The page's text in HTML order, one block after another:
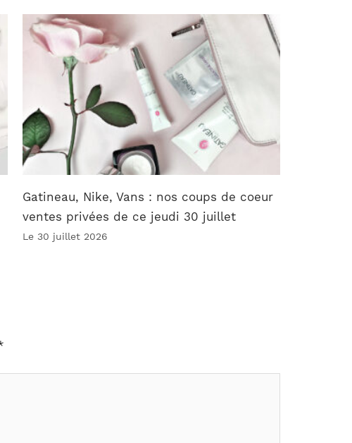
Gatineau, Nike, Vans : nos coups de coeur
ventes privées de ce jeudi 30 juillet
Le 30 juillet 2026